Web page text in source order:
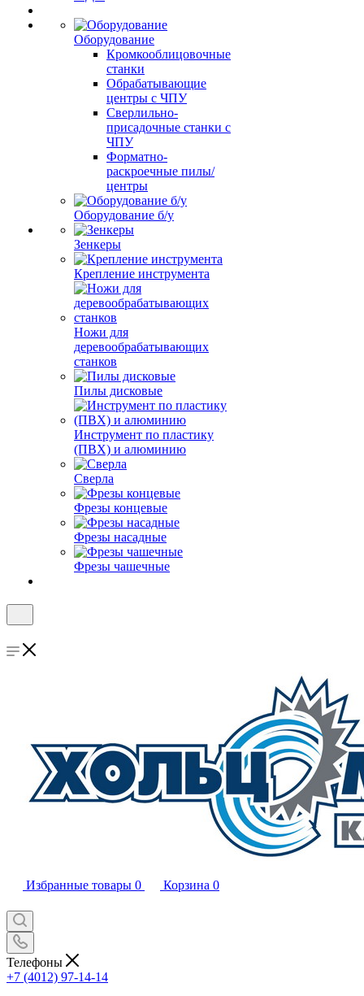
Оборудование
Кромкооблицовочные
станки
Обрабатывающие
центры с ЧПУ
Сверлильно-
присадочные станки с
ЧПУ
Форматно-
раскроечные пилы/
центры
Оборудование б/у
Зенкеры
Крепление инструмента
Ножи для
деревообрабатывающих
станков
Пилы дисковые
Инструмент по пластику
(ПВХ) и алюминию
Сверла
Фрезы концевые
Фрезы насадные
Фрезы чашечные
Избранные товары 0 Корзина 0
Телефоны
+7 (4012) 97-14-14